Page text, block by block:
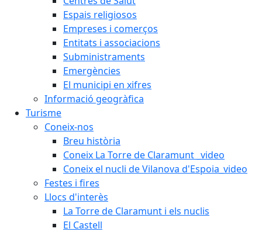
Espais religiosos
Empreses i comerços
Entitats i associacions
Subministraments
Emergències
El municipi en xifres
Informació geogràfica
Turisme
Coneix-nos
Breu història
Coneix La Torre de Claramunt _video
Coneix el nucli de Vilanova d'Espoia_video
Festes i fires
Llocs d'interès
La Torre de Claramunt i els nuclis
El Castell